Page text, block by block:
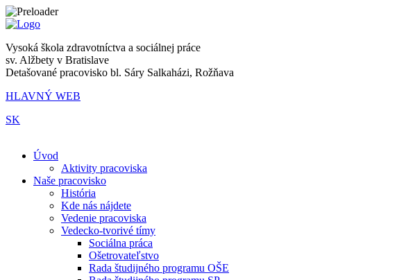
Vysoká škola zdravotníctva a sociálnej práce
sv. Alžbety v Bratislave
Detašované pracovisko bl. Sáry Salkaházi, Rožňava
HLAVNÝ WEB
SK
Úvod
Aktivity pracoviska
Naše pracovisko
História
Kde nás nájdete
Vedenie pracoviska
Vedecko-tvorivé tímy
Sociálna práca
Ošetrovateľstvo
Rada študijného programu OŠE